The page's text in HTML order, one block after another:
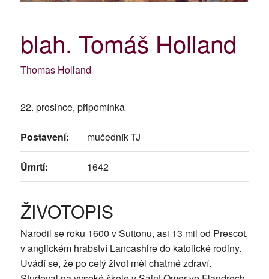
blah. Tomáš Holland
Thomas Holland
22. prosince, připomínka
Postavení: mučedník TJ
Úmrtí: 1642
ŽIVOTOPIS
Narodil se roku 1600 v Suttonu, asi 13 mil od Prescot,
v anglickém hrabství Lancashire do katolické rodiny.
Uvádí se, že po celý život měl chatrné zdraví.